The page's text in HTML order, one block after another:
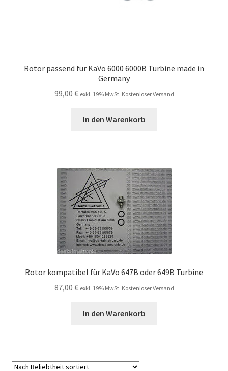
Rotor passend für KaVo 6000 6000B Turbine made in
Germany
99,00 € exkl. 19% MwSt. Kostenloser Versand
In den Warenkorb
Rotor kompatibel für KaVo 647B oder 649B Turbine
87,00 € exkl. 19% MwSt. Kostenloser Versand
In den Warenkorb